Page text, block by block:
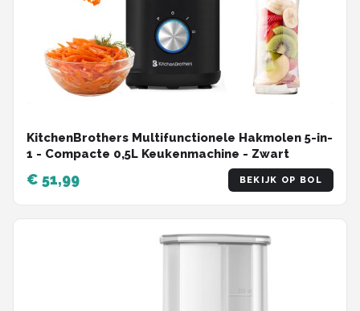
KitchenBrothers Multifunctionele Hakmolen 5-in-
1 - Compacte 0,5L Keukenmachine - Zwart
€ 51,99 BEKIJK OP BOL